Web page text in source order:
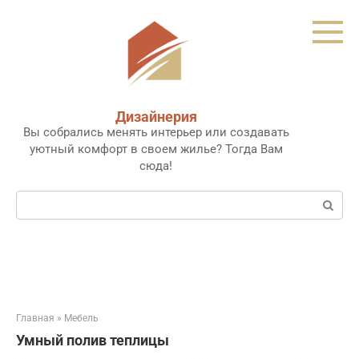
Дизайнерия
Вы собрались менять интерьер или создавать
уютный комфорт в своем жилье? Тогда Вам
сюда!
Поиск:
Главная » Мебель
Умный полив теплицы